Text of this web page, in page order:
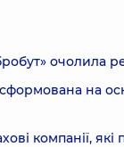
очолила
на
компанії,